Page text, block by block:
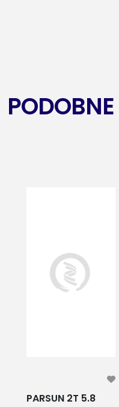
PARSUN 2T 5.8